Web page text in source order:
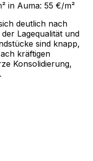
in Auma: 55 €/m²
deutlich nach
Lagequalität und
sind knapp,
kräftigen
Konsolidierung,